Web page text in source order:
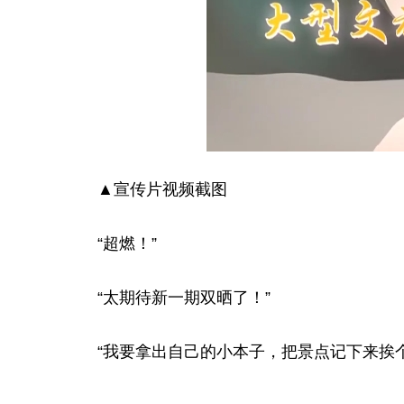
▲宣传片视频截图
“超燃！”
“太期待新一期双晒了！”
“我要拿出自己的小本子，把景点记下来挨